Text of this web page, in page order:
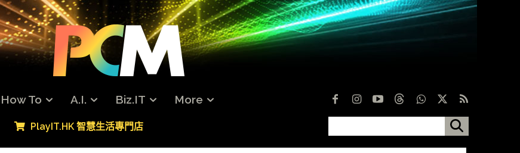
How To A.I. Biz.IT More
PlayIT.HK 智慧生活專門店